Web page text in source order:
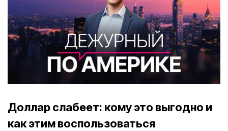
Доллар слабеет: кому это выгодно и
как этим воспользоваться